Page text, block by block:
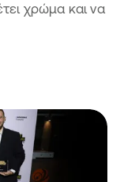
χρώμα και να